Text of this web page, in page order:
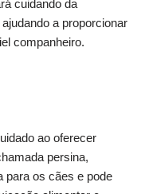
cuidando da
a proporcionar
companheiro.
ao oferecer
persina,
para os cães e pode